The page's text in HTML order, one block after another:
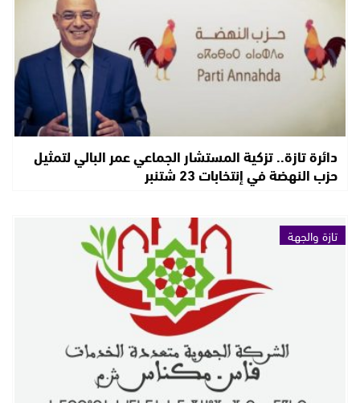
دائرة تازة.. تزكية المستشار الجماعي عمر البالي لتمثيل
حزب النهضة في إنتخابات 23 شتنبر
تازة والجهة